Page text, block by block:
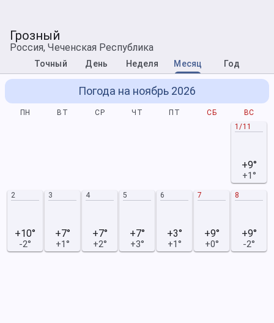
Грозный
Россия, Чеченская Республика
Точный День Неделя Месяц Год
Погода на ноябрь 2026
ПН ВТ СР ЧТ ПТ СБ
ВС
1/11
+9°
+1°
2
+10°
-2°
3
+7°
+1°
4
+7°
+2°
5
+7°
+3°
6
+3°
+1°
7
+9°
+0°
8
+9°
-2°